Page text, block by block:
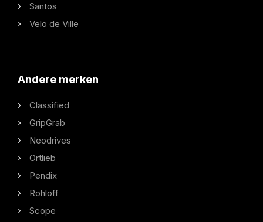
Santos
Velo de Ville
Andere merken
Classified
GripGrab
Neodrives
Ortlieb
Pendix
Rohloff
Scope